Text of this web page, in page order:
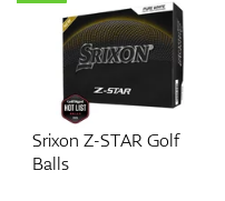
Srixon Q-STAR
ULTISPEED Trackline